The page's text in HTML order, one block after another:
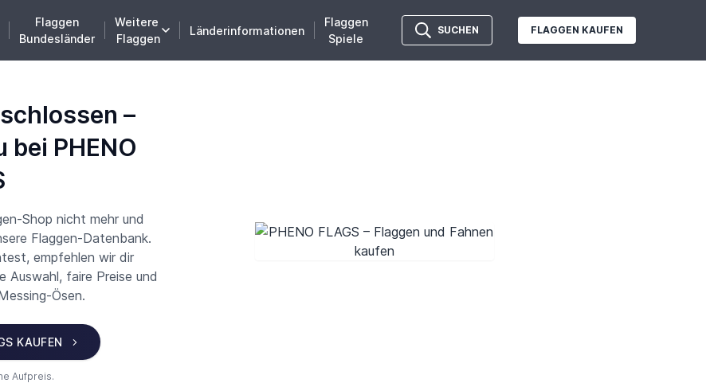
Flaggen
Bundesländer
Weitere
Flaggen
Länderinformationen
Flaggen
Spiele
SUCHEN FLAGGEN KAUFEN
–
PHENO
Shop nicht mehr und
Flaggen-Datenbank.
empfehlen wir dir
Auswahl, faire Preise und
Ösen.
KAUFEN
Aufpreis.